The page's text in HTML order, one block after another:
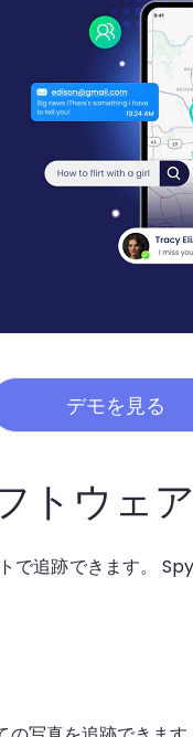
デモを見る
トウェア
追跡できます。